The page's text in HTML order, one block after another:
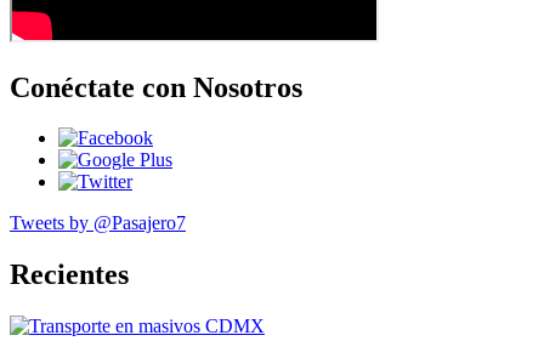
Conéctate con Nosotros
Tweets by @Pasajero7
Recientes